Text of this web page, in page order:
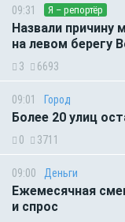
09:31 Я – репортёр
Назвали
на левом берегу
3 6693
09:01 Город
Более 20 улиц
0 3711
09:00 Деньги
Ежемесячная
и спрос